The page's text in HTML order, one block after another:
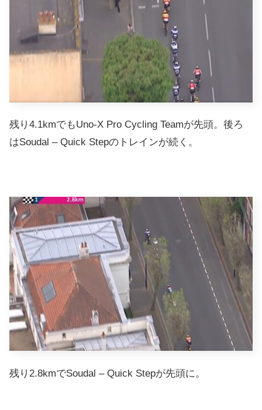
残り4.1kmでもUno-X Pro Cycling Teamが先頭。後ろ
はSoudal – Quick Stepのトレインが続く。
残り2.8kmでSoudal – Quick Stepが先頭に。